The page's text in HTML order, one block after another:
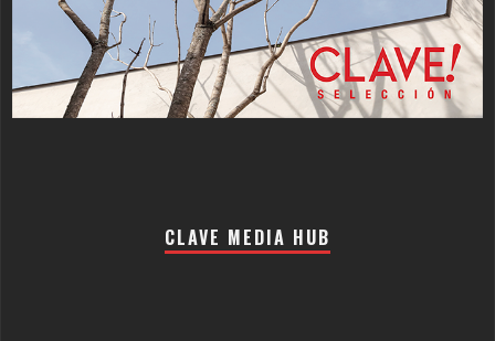
CLAVE MEDIA HUB